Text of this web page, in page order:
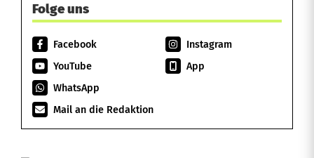
Folge uns
Facebook
Instagram
YouTube
App
WhatsApp
Mail an die Redaktion